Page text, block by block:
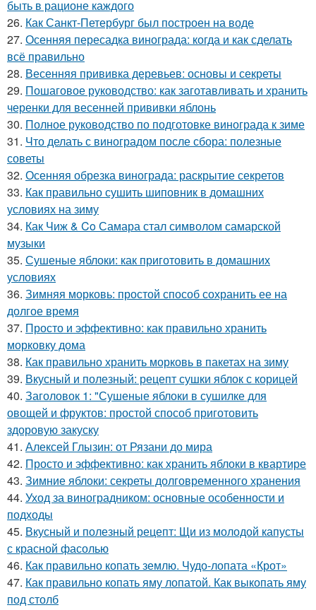
быть в рационе каждого
26. Как Санкт-Петербург был построен на воде
27. Осенняя пересадка винограда: когда и как сделать
всё правильно
28. Весенняя прививка деревьев: основы и секреты
29. Пошаговое руководство: как заготавливать и хранить
черенки для весенней прививки яблонь
30. Полное руководство по подготовке винограда к зиме
31. Что делать с виноградом после сбора: полезные
советы
32. Осенняя обрезка винограда: раскрытие секретов
33. Как правильно сушить шиповник в домашних
условиях на зиму
34. Как Чиж & Co Самара стал символом самарской
музыки
35. Сушеные яблоки: как приготовить в домашних
условиях
36. Зимняя морковь: простой способ сохранить ее на
долгое время
37. Просто и эффективно: как правильно хранить
морковку дома
38. Как правильно хранить морковь в пакетах на зиму
39. Вкусный и полезный: рецепт сушки яблок с корицей
40. Заголовок 1: "Сушеные яблоки в сушилке для
овощей и фруктов: простой способ приготовить
здоровую закуску
41. Алексей Глызин: от Рязани до мира
42. Просто и эффективно: как хранить яблоки в квартире
43. Зимние яблоки: секреты долговременного хранения
44. Уход за виноградником: основные особенности и
подходы
45. Вкусный и полезный рецепт: Щи из молодой капусты
с красной фасолью
46. Как правильно копать землю. Чудо-лопата «Крот»
47. Как правильно копать яму лопатой. Как выкопать яму
под столб